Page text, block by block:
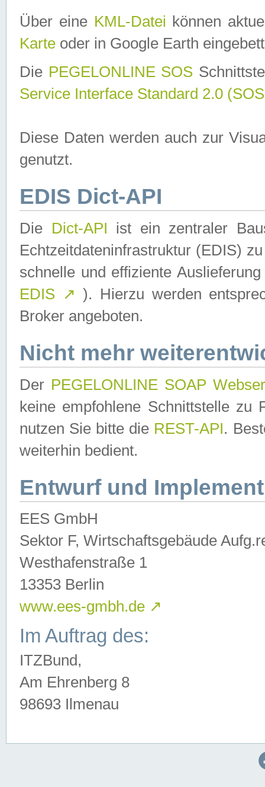
Über eine KML-Datei können
Karte oder in Google Earth
Die PEGELONLINE SOS
Service Interface Standard 2.0
Diese Daten werden auch zur
genutzt.
EDIS Dict-API
Die Dict-API ist ein zentraler
Echtzeitdateninfrastruktur (EDIS)
schnelle und effiziente
EDIS ↗ ). Hierzu werden
Broker angeboten.
Nicht mehr
Der PEGELONLINE SOAP
keine empfohlene Schnittstelle zu
nutzen Sie bitte die REST-API.
weiterhin bedient.
Entwurf und
EES GmbH
Sektor F, Wirtschaftsgebäude
Westhafenstraße 1
13353 Berlin
www.ees-gmbh.de ↗
Im Auftrag des:
ITZBund,
Am Ehrenberg 8
98693 Ilmenau